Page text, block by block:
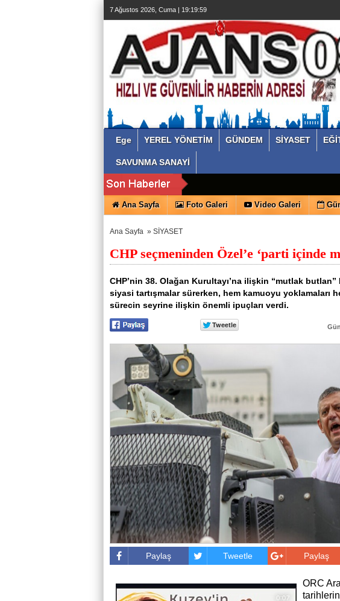
7 Ağustos 2026, Cuma | 19:20:00
Ege YEREL YÖNETİM GÜNDEM SİYASET
SAVUNMA SANAYİ
Ana Sayfa Foto Galeri Video Galeri
Ana Sayfa » SİYASET
CHP seçmeninden Özel’e ‘parti içinde
CHP’nin 38. Olağan Kurultayı’na ilişkin “mutlak
siyasi tartışmalar sürerken, hem kamuoyu yoklamaları
sürecin seyrine ilişkin önemli ipuçları verdi.
Paylaş Tweetle Paylaş
ORC